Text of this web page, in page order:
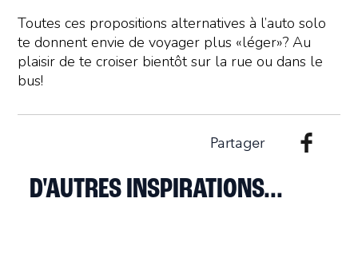
Toutes ces propositions alternatives à l’auto solo
te donnent envie de voyager plus «léger»? Au
plaisir de te croiser bientôt sur la rue ou dans le
bus!
Partager
D'AUTRES INSPIRATIONS...